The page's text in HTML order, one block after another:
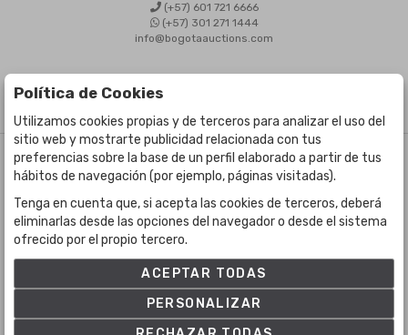
(+57) 601 721 6666
(+57) 301 271 1444
info@bogotaauctions.com
©Bogota Auctions- Todos los derechos reservados
Desarrollado por Labelgrup Networks.
Política de Cookies
Utilizamos cookies propias y de terceros para analizar el uso del
sitio web y mostrarte publicidad relacionada con tus
preferencias sobre la base de un perfil elaborado a partir de tus
hábitos de navegación (por ejemplo, páginas visitadas).
Tenga en cuenta que, si acepta las cookies de terceros, deberá
eliminarlas desde las opciones del navegador o desde el sistema
ofrecido por el propio tercero.
ACEPTAR TODAS
PERSONALIZAR